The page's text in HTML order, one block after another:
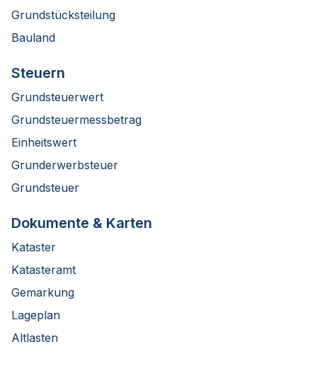
Grundstücksteilung
Bauland
Steuern
Grundsteuerwert
Grundsteuermessbetrag
Einheitswert
Grunderwerbsteuer
Grundsteuer
Dokumente & Karten
Kataster
Katasteramt
Gemarkung
Lageplan
Altlasten